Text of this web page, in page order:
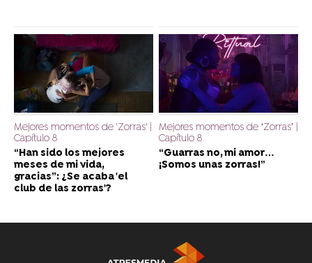
Mejores momentos de 'Zorras' |
Capítulo 8
“Han sido los mejores
meses de mi vida,
gracias”: ¿Se acaba 'el
club de las zorras'?
Mejores momentos de ‘Zorras’ |
Capítulo 8
“Guarras no, mi amor…
¡Somos unas zorras!”